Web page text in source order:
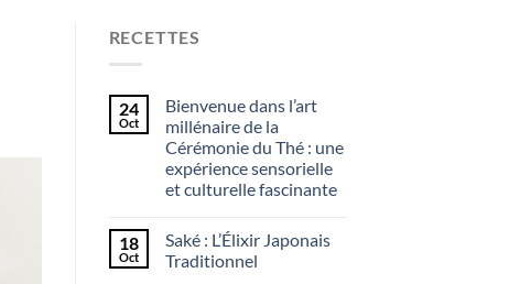
RECETTES
24
Oct
Bienvenue dans l’art
millénaire de la
Cérémonie du Thé : une
expérience sensorielle
et culturelle fascinante
18
Oct
Saké : L’Élixir Japonais
Traditionnel